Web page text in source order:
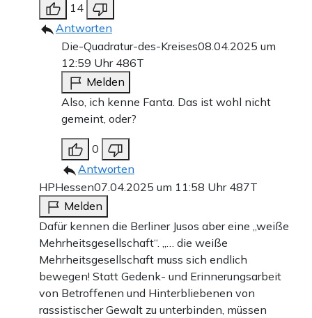
14
Antworten
Die-Quadratur-des-Kreises08.04.2025 um
12:59 Uhr 486T
Melden
Also, ich kenne Fanta. Das ist wohl nicht
gemeint, oder?
0
Antworten
HPHessen07.04.2025 um 11:58 Uhr 487T
Melden
Dafür kennen die Berliner Jusos aber eine „weiße
Mehrheitsgesellschaft“. „… die weiße
Mehrheitsgesellschaft muss sich endlich
bewegen! Statt Gedenk- und Erinnerungsarbeit
von Betroffenen und Hinterbliebenen von
rassistischer Gewalt zu unterbinden, müssen